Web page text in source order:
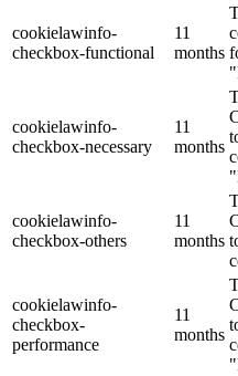
cookielawinfo-
checkbox-functional
11
months
cookielawinfo-
checkbox-necessary
11
months
cookielawinfo-
checkbox-others
11
months
cookielawinfo-
checkbox-
performance
11
months